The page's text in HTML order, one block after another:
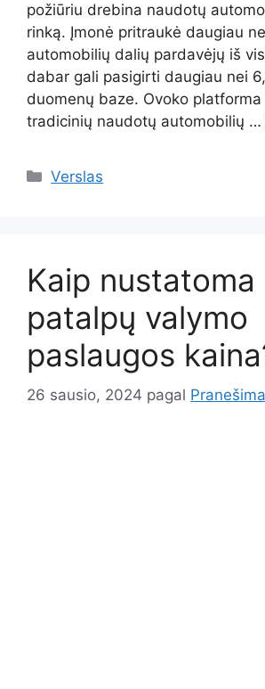
požiūriu drebina naudotų
rinką. Įmonė pritraukė daugiau
automobilių dalių pardavėjų iš
dabar gali pasigirti daugiau nei
duomenų baze. Ovoko
tradicinių naudotų automobilių …
Kategorijos
Verslas
Kaip nustatoma
patalpų valymo
paslaugos
26 sausio, 2024 pagal